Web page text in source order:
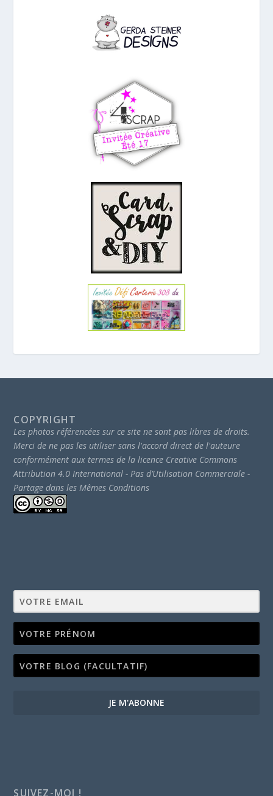
COPYRIGHT
Les photos référencées sur ce site ne sont pas libres de droits.
Merci de ne pas les utiliser sans l'accord direct de l'auteure
conformément aux termes de la licence Creative Commons
Attribution 4.0 International - Pas d’Utilisation Commerciale -
Partage dans les Mêmes Conditions
JE M'ABONNE
SUIVEZ-MOI !